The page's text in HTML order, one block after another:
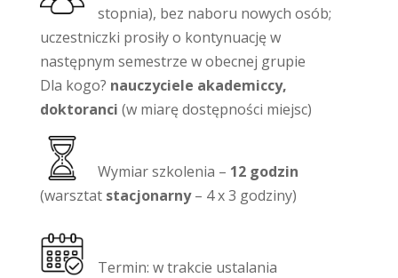
stopnia), bez naboru nowych osób;
uczestniczki prosiły o kontynuację w
następnym semestrze w obecnej grupie
Dla kogo? nauczyciele akademiccy,
doktoranci (w miarę dostępności miejsc)
Wymiar szkolenia – 12 godzin
(warsztat stacjonarny– 4 x 3 godziny)
Termin: w trakcie ustalania